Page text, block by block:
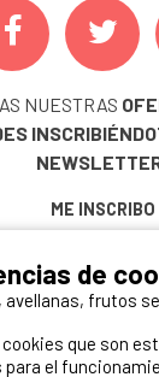
NUESTRAS
ME INSCRIBO
NUESTROS
de
avellanas, frutos
que son
para el